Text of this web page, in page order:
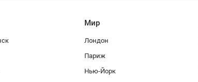
Мир
Лондон
Париж
Нью-Йорк